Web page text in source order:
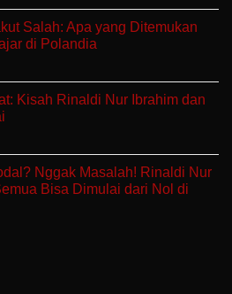
Salah: Apa yang Ditemukan
di Polandia
Kisah Rinaldi Nur Ibrahim dan
Nggak Masalah! Rinaldi Nur
Bisa Dimulai dari Nol di